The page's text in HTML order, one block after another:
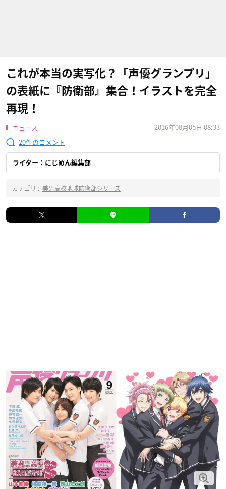
これが本当の実写化？「声優グランプリ」
の表紙に『防衛部』集合！イラストを完全
再現！
ニュース
2016年08月05日 08:33
20
ライター：にじめん編集部
カテゴリ : 美男高校地球防衛部シリーズ